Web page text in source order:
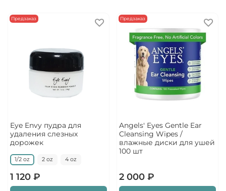
Предзаказ
Eye Envy пудра для
удаления слезных
дорожек
1/2 oz 2 oz 4 oz
1 120 ₽
Предзаказ
Angels' Eyes Gentle Ear
Cleansing Wipes /
влажные диски для ушей
100 шт
2 000 ₽